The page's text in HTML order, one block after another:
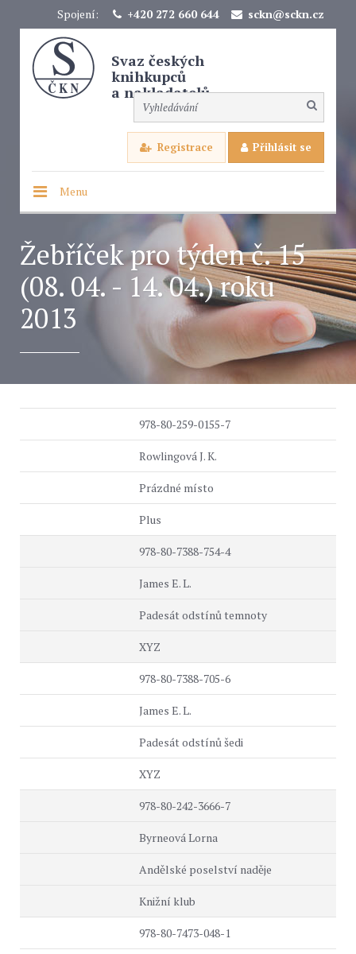
Spojení: +420 272 660 644 sckn@sckn.cz
Svaz českých
knihkupců
a nakladatelů
Registrace Přihlásit se
Menu
Žebříček pro týden č. 15
(08. 04. - 14. 04.) roku
2013
978-80-259-0155-7
Rowlingová J. K.
Prázdné místo
Plus
978-80-7388-754-4
James E. L.
Padesát odstínů temnoty
XYZ
978-80-7388-705-6
James E. L.
Padesát odstínů šedi
XYZ
978-80-242-3666-7
Byrneová Lorna
Andělské poselství naděje
Knižní klub
978-80-7473-048-1